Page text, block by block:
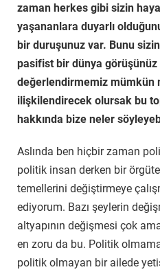
zaman herkes gibi sizin
yaşananlara duyarlı
bir duruşunuz var. Bunu
pasifist bir dünya
değerlendirmemiz mümkün
ilişkilendirecek olursak bu
hakkında bize neler
Aslında ben hiçbir zaman
politik insan derken bir
temellerini değiştirmeye
ediyorum. Bazı şeylerin
altyapının değişmesi çok
en zoru da bu. Politik
politik olmayan bir ailede